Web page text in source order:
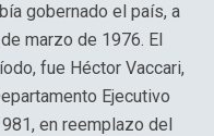
gobernado el país, a
marzo de 1976. El
fue Héctor Vaccari,
Ejecutivo
en reemplazo del